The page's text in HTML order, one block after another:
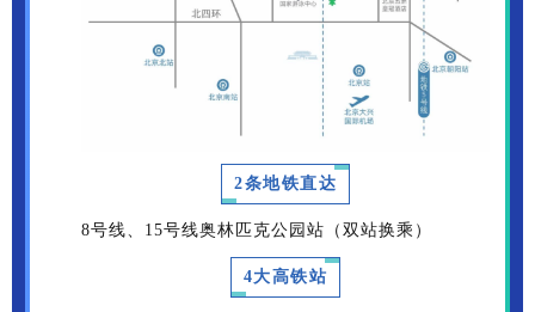
2条地铁直达
8号线、15号线奥林匹克公园站（双站换乘）
4大高铁站